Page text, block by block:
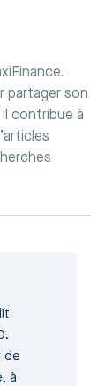
partager son
contribue à
de
à